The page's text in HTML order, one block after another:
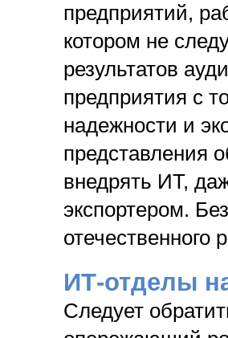
предприятий,
котором не
результатов
предприятия с
надежности и
представления
внедрять ИТ,
экспортером.
отечественного
ИТ-отделы
Следует